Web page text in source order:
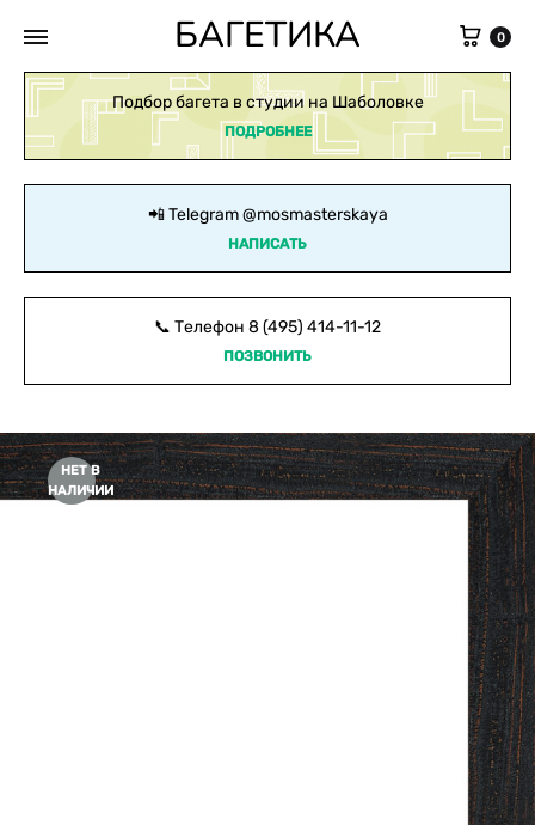
БАГЕТИКА 0
Подбор багета в студии на Шаболовке
ПОДРОБНЕЕ
📲 Telegram@mosmasterskaya
НАПИСАТЬ
📞 Телефон 8 (495) 414-11-12
ПОЗВОНИТЬ
НЕТ В
НАЛИЧИИ